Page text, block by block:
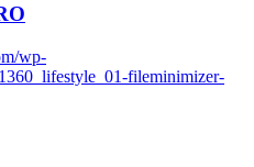
wp-
fileminimizer-